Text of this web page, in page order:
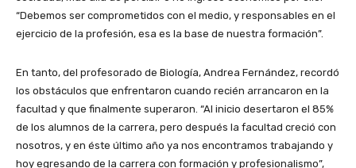
“Debemos ser comprometidos con el medio, y responsables en el
ejercicio de la profesión, esa es la base de nuestra formación”.
En tanto, del profesorado de Biología, Andrea Fernández, recordó
los obstáculos que enfrentaron cuando recién arrancaron en la
facultad y que finalmente superaron. “Al inicio desertaron el 85%
de los alumnos de la carrera, pero después la facultad creció con
nosotros, y en éste último año ya nos encontramos trabajando y
hoy egresando de la carrera con formación y profesionalismo”,